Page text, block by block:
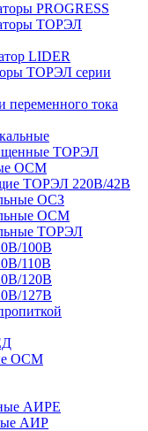
PROGRESS
ТОРЭЛ
LIDER
ТОРЭЛ серии
переменного тока
ТОРЭЛ
ОСМ
ТОРЭЛ 220В/42В
ОСЗ
ОСМ
ТОРЭЛ
100В
110В
120В
127В
ОСМ
АИРЕ
АИР